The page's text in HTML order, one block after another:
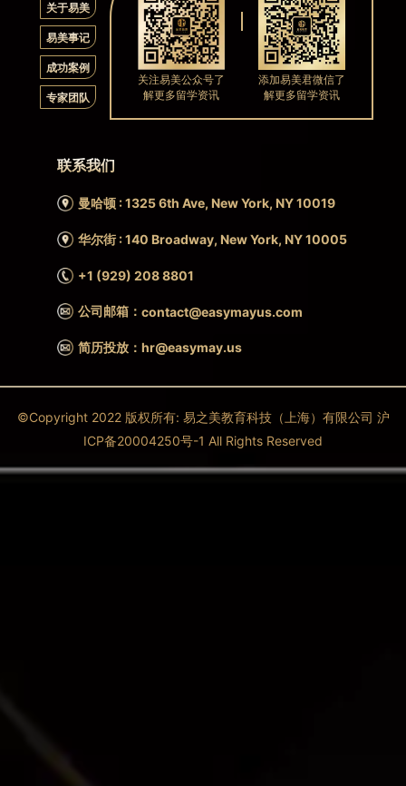
关于易美
易美事记
成功案例
专家团队
联系我们
曼哈顿 : 1325 6th Ave, New York, NY 10019
华尔街 : 140 Broadway, New York, NY 10005
+1 (929) 208 8801
公司邮箱：contact@easymayus.com
简历投放：hr@easymay.us
关注易美公众号了
解更多留学资讯
添加易美君微信了
解更多留学资讯
©Copyright 2022 版权所有: 易之美教育科技（上海）有限公司 沪
ICP备20004250号-1 All Rights Reserved